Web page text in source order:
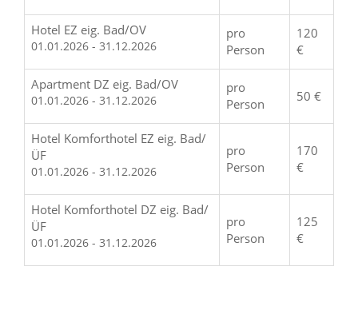
Hotel EZ eig. Bad/OV
01.01.2026 - 31.12.2026
pro
Person
120
€
Apartment DZ eig. Bad/OV
01.01.2026 - 31.12.2026
pro
Person
50 €
Hotel Komforthotel EZ eig. Bad/
ÜF
01.01.2026 - 31.12.2026
pro
Person
170
€
Hotel Komforthotel DZ eig. Bad/
ÜF
01.01.2026 - 31.12.2026
pro
Person
125
€